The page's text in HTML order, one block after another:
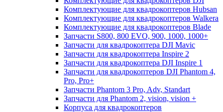
Комплектующие для квадрокоптеров Hubsan
Комплектующие для квадрокоптеров Walkera
Комплектующие для квадрокоптеров Blade
Запчасти S800, 800 EVO, 900, 1000, 1000+
Запчасти для квадрокоптера DJI Mavic
Запчасти для квадрокоптера Inspire 2
Запчасти для квадрокоптера DJI Inspire 1
Запчасти для квадрокоптеров DJI Phantom 4,
Pro, Pro+
Запчасти Phantom 3 Pro, Adv, Standart
Запчасти для Phantom 2, vision, vision +
Корпуса для квадрокоптеров